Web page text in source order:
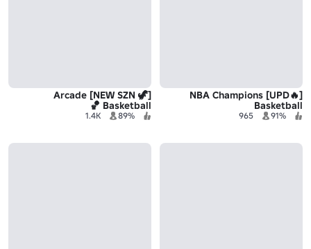
[🔥UPD] NBA Champions
Basketball
91%
965
[🦖 NEW SZN] Arcade
Basketball 🏀
89%
1.4K